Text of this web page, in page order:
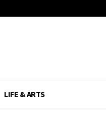
LIFE & ARTS